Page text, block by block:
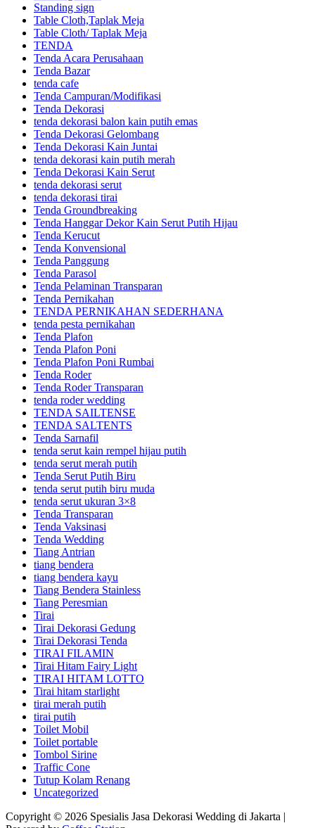
Standing sign
Table Cloth,Taplak Meja
Table Cloth/ Taplak Meja
TENDA
Tenda Acara Perusahaan
Tenda Bazar
tenda cafe
Tenda Campuran/Modifikasi
Tenda Dekorasi
tenda dekorasi balon kain putih emas
Tenda Dekorasi Gelombang
Tenda Dekorasi Kain Juntai
tenda dekorasi kain putih merah
Tenda Dekorasi Kain Serut
tenda dekorasi serut
tenda dekorasi tirai
Tenda Groundbreaking
Tenda Hanggar Dekor Kain Serut Putih Hijau
Tenda Kerucut
Tenda Konvensional
Tenda Panggung
Tenda Parasol
Tenda Pelaminan Transparan
Tenda Pernikahan
TENDA PERNIKAHAN SEDERHANA
tenda pesta pernikahan
Tenda Plafon
Tenda Plafon Poni
Tenda Plafon Poni Rumbai
Tenda Roder
Tenda Roder Transparan
tenda roder wedding
TENDA SAILTENSE
TENDA SALTENTS
Tenda Sarnafil
tenda serut kain rempel hijau putih
tenda serut merah putih
Tenda Serut Putih Biru
tenda serut putih biru muda
tenda serut ukuran 3×8
Tenda Transparan
Tenda Vaksinasi
Tenda Wedding
Tiang Antrian
tiang bendera
tiang bendera kayu
Tiang Bendera Stainless
Tiang Peresmian
Tirai
Tirai Dekorasi Gedung
Tirai Dekorasi Tenda
TIRAI FILAMIN
Tirai Hitam Fairy Light
TIRAI HITAM LOTTO
Tirai hitam starlight
tirai merah putih
tirai putih
Toilet Mobil
Toilet portable
Tombol Sirine
Traffic Cone
Tutup Kolam Renang
Uncategorized
Copyright © 2026 Spesialis Jasa Dekorasi Wedding di Jakarta |